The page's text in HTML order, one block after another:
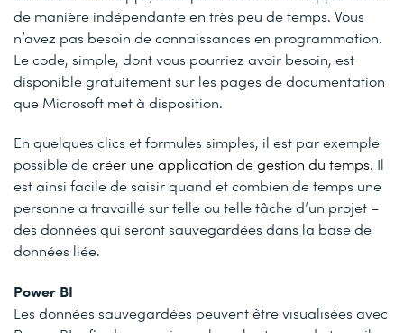
de manière indépendante en très peu de temps. Vous
n’avez pas besoin de connaissances en programmation.
Le code, simple, dont vous pourriez avoir besoin, est
disponible gratuitement sur les pages de documentation
que Microsoft met à disposition.
En quelques clics et formules simples, il est par exemple
possible decréer une application de gestion du temps. Il
est ainsi facile de saisir quand et combien de temps une
personne a travaillé sur telle ou telle tâche d’un projet –
des données qui seront sauvegardées dans la base de
données liée.
Power BI
Les données sauvegardées peuvent être visualisées avec